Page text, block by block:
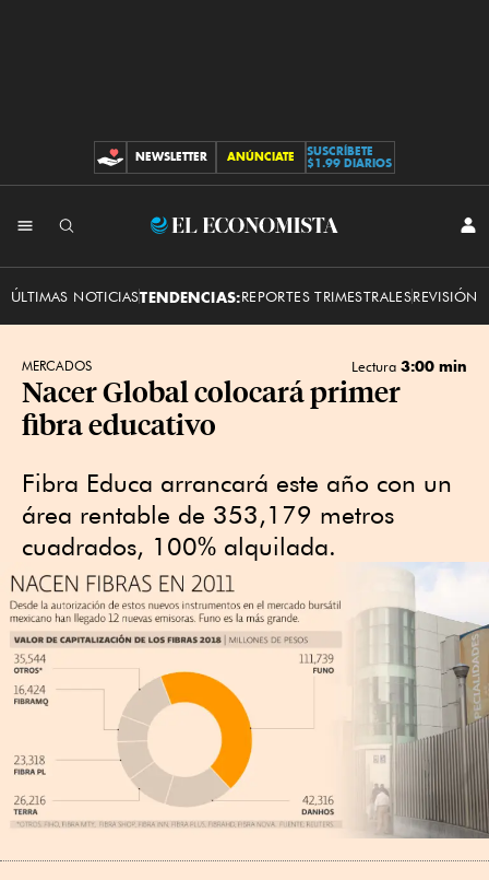
CONTRIBUCIONES
NEWSLETTER ANÚNCIATE
SUSCRÍBETE
$1.99 DIARIOS
El
ÚLTIMAS NOTICIASTENDENCIAS:REPORTES TRIMESTRALESREVISIÓN
MERCADOS Lectura 3:00 min
Nacer Global colocará primer
fibra educativo
Fibra Educa arrancará este año con un
área rentable de 353,179 metros
cuadrados, 100% alquilada.